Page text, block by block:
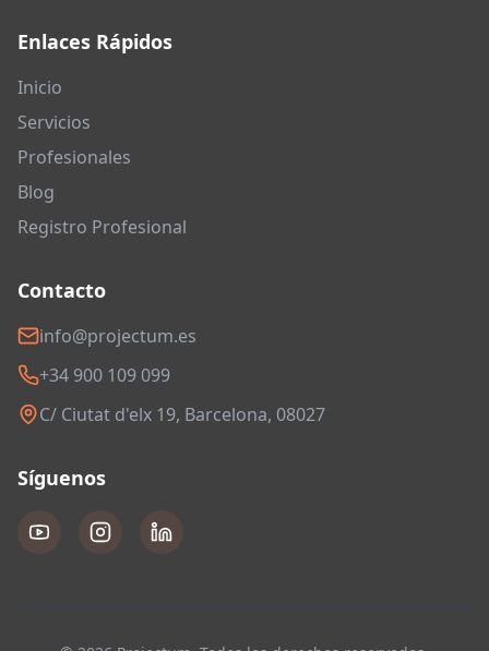
Enlaces Rápidos
Inicio
Servicios
Profesionales
Blog
Registro Profesional
Contacto
info@projectum.es
+34 900 109 099
C/ Ciutat d'elx 19, Barcelona, 08027
Síguenos